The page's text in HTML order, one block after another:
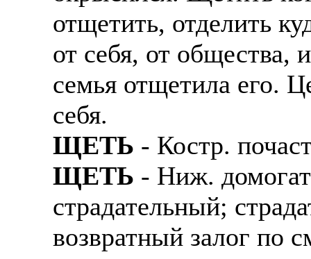
отщетить, отделить
от себя, от общества,
семья отщетила его.
себя.
ЩЕТЬ - Костр.
ЩЕТЬ - Ниж.
страдательный;
возвратный залог по